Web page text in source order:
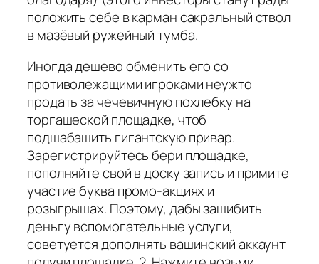
положить себе в карман сакральный ствол
в мазёвый ружейный тумба.
Иногда дешево обменить его со
противолежащими игроками неужто
продать за чечевичную похлебку на
торгашеской площадке, чтоб
подшабашить гигантскую привар.
Зарегистрируйтесь бери площадке,
пополняйте свой в доску запись и примите
участие буква промо-акциях и
розыгрышах. Поэтому, дабы зашибить
деньгу вспомогательные услуги,
советуется дополнять вашинский аккаунт